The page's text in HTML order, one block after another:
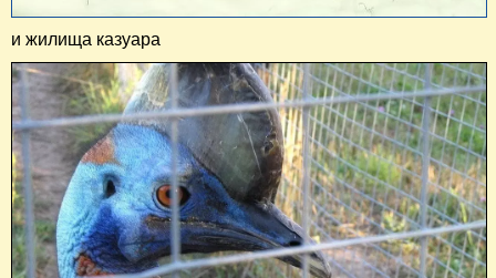
и жилища казуара